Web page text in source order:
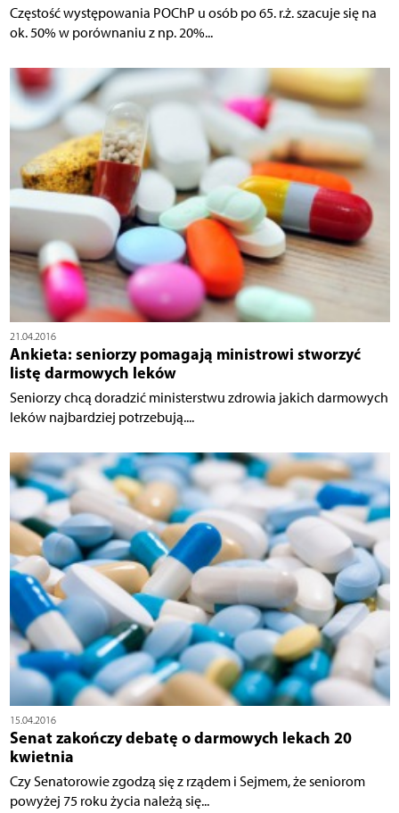
Częstość występowania POChP u osób po 65. r.ż. szacuje się na
ok. 50% w porównaniu z np. 20%...
21.04.2016
Ankieta: seniorzy pomagają ministrowi stworzyć
listę darmowych leków
Seniorzy chcą doradzić ministerstwu zdrowia jakich darmowych
leków najbardziej potrzebują....
15.04.2016
Senat zakończy debatę o darmowych lekach 20
kwietnia
Czy Senatorowie zgodzą się z rządem i Sejmem, że seniorom
powyżej 75 roku życia należą się...